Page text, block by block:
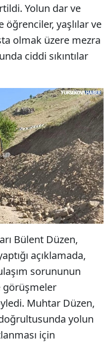
Yolun dar ve
öğrenciler, yaşlılar ve
olmak üzere mezra
ciddi sıkıntılar
Bülent Düzen,
açıklamada,
sorununun
görüşmeler
Muhtar Düzen,
yolun
için